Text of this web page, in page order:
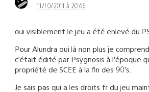
11/10/2011 à 20:46
oui visiblement le jeu a été enlevé du
Pour Alundra oui là non plus je
c’était édité par Psygnosis à l’époque
propriété de SCEE à la fin des 90’s.
Je sais pas qui a les droits fr du jeu